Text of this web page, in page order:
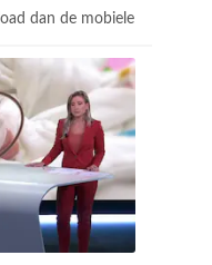
dan de mobiele